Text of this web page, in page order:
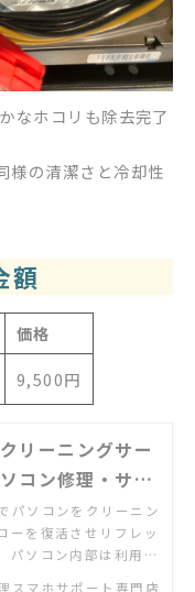
なホコリも除去完了
様の清潔さと冷却性
額
価格
9,500円
リーニングサー
コン修理・サポ
タルドック【公
パソコンをクリーニン
ーを復活させリフレッ
パソコン内部は利用に
スマホサポート専門店